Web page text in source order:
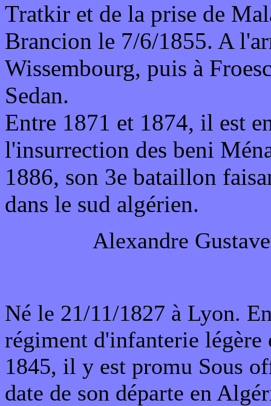
Tratkir et de la prise de
Brancion le 7/6/1855. A
Wissembourg, puis à
Sedan.
Entre 1871 et 1874, il est
l'insurrection des beni
1886, son 3e bataillon
dans le sud algérien.
Alexandre
Né le 21/11/1827 à Lyon.
régiment d'infanterie légère
1845, il y est promu Sous
date de son départe en